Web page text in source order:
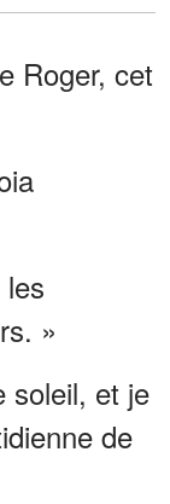
Roger, cet
»
soleil, et je
de